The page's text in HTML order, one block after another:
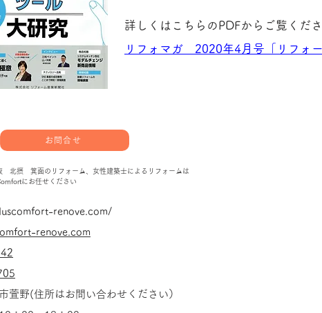
詳しくはこちらのPDFからご覧くださ
リフォマガ 2020年4月号「リフォ
お問合せ
北摂 箕面のリフォーム、女性建築士によるリフォームは
にお任せください
renove.com/
renove.com
萱野(住所はお問い合わせください）